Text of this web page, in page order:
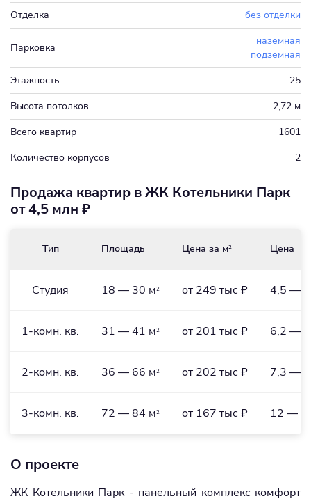
Отделка
без отделки
Парковка
наземная
подземная
Этажность
25
Высота потолков
2,72 м
Всего квартир
1601
Количество корпусов
2
Продажа квартир в ЖК Котельники Парк
от 4,5 млн ₽
Тип Площадь Цена за м2 Цена
Студия 18 — 30 м2 от 249 тыс ₽ 4,5 —
1-комн. кв. 31 — 41 м2 от 201 тыс ₽ 6,2 —
2-комн. кв. 36 — 66 м2 от 202 тыс ₽ 7,3 —
3-комн. кв. 72 — 84 м2 от 167 тыс ₽ 12 —
О проекте
ЖК Котельники Парк - панельный комплекс комфорт